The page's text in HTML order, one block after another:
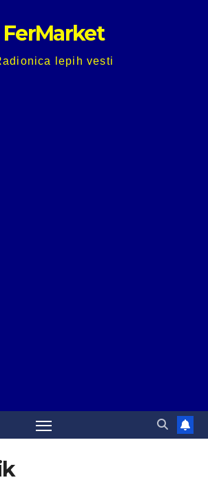
FerMarket
lepih vesti